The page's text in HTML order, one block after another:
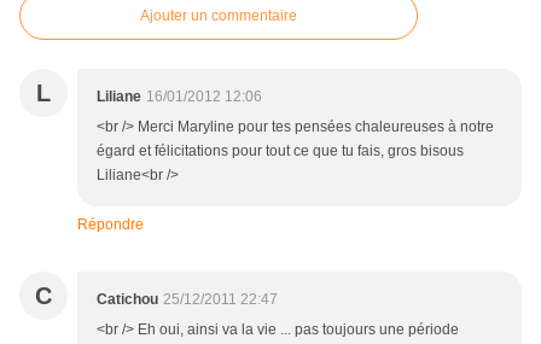
Ajouter un commentaire
L Liliane 16/01/2012 12:06
<br /> Merci Maryline pour tes pensées chaleureuses à notre
égard et félicitations pour tout ce que tu fais, gros bisous
Liliane<br />
Répondre
C Catichou 25/12/2011 22:47
<br /> Eh oui, ainsi va la vie ... pas toujours une période